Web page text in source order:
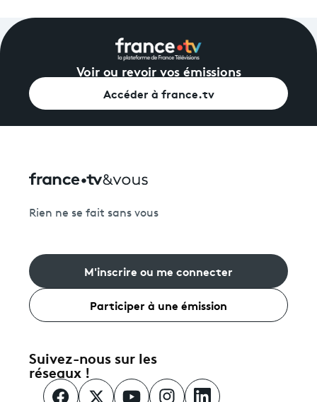
Voir ou revoir vos émissions
Accéder à france.tv
Rien ne se fait sans vous
M'inscrire ou me connecter
Participer à une émission
Suivez-nous sur les
réseaux !